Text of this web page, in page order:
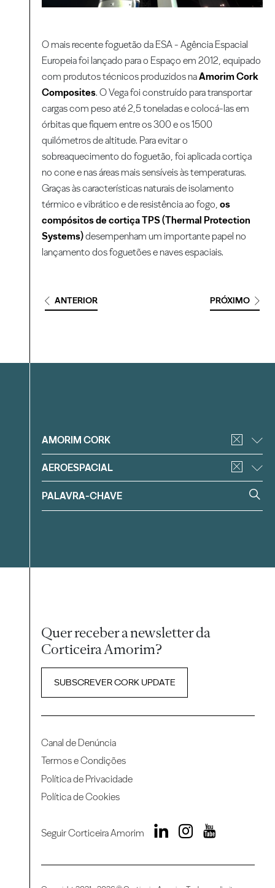
O mais recente foguetão da ESA - Agência Espacial
Europeia foi lançado para o Espaço em 2012, equipado
com produtos técnicos produzidos naAmorim Cork
Composites. O Vega foi construído para transportar
cargas com peso até 2,5 toneladas e colocá-las em
órbitas que fiquem entre os 300 e os 1500
quilómetros de altitude. Para evitar o
sobreaquecimento do foguetão, foi aplicada cortiça
no cone e nas áreas mais sensíveis às temperaturas.
Graças às características naturais de isolamento
térmico e vibrático e de resistência ao fogo,os
compósitos de cortiça TPS (Thermal Protection
Systems)desempenham um importante papel no
lançamento dos foguetões e naves espaciais.
ANTERIOR PRÓXIMO
Filtrar
AMORIM CORK
AEROESPACIAL
Quer receber a newsletter da
Corticeira Amorim?
SUBSCREVER CORK UPDATE
Canal de Denúncia
Termos e Condições
Política de Privacidade
Política de Cookies
Seguir Corticeira Amorim